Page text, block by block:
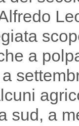
a
sud, a